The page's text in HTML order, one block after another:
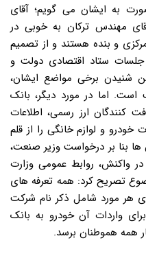
به ایشان می گویم؛ آقای
مهندس ترکان به خوبی در
و بنده هستند و از تصمیم
ستاد اقتصادی دولت و
شنیدن برخی مواضع ایشان،
اما در مورد دیگر، بانک
کنندگان ارز رسمی، اطلاعات
و لوازم خانگی را از قلم
بنا بر درخواست وزیر صنعت،
واکنش، روابط عمومی وزارت
تصریح کرد: همه تعرفه های
هر مورد شامل ذکر نام شرکت
واردات آن خودرو به بانک
همه هموطنان برسد.